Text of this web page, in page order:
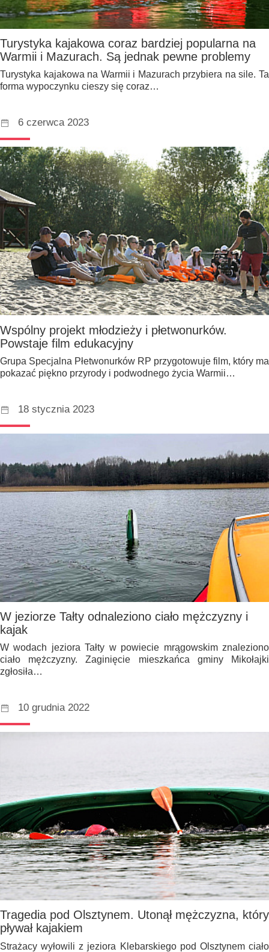
Turystyka kajakowa coraz bardziej popularna na
Warmii i Mazurach. Są jednak pewne problemy
Turystyka kajakowa na Warmii i Mazurach przybiera na sile. Ta
forma wypoczynku cieszy się coraz…
6 czerwca 2023
Wspólny projekt młodzieży i płetwonurków.
Powstaje film edukacyjny
Grupa Specjalna Płetwonurków RP przygotowuje film, który ma
pokazać piękno przyrody i podwodnego życia Warmii…
18 stycznia 2023
W jeziorze Tałty odnaleziono ciało mężczyzny i
kajak
W wodach jeziora Tałty w powiecie mrągowskim znaleziono
ciało mężczyzny. Zaginięcie mieszkańca gminy Mikołajki
zgłosiła…
10 grudnia 2022
Tragedia pod Olsztynem. Utonął mężczyzna, który
pływał kajakiem
Strażacy wyłowili z jeziora Klebarskiego pod Olsztynem ciało